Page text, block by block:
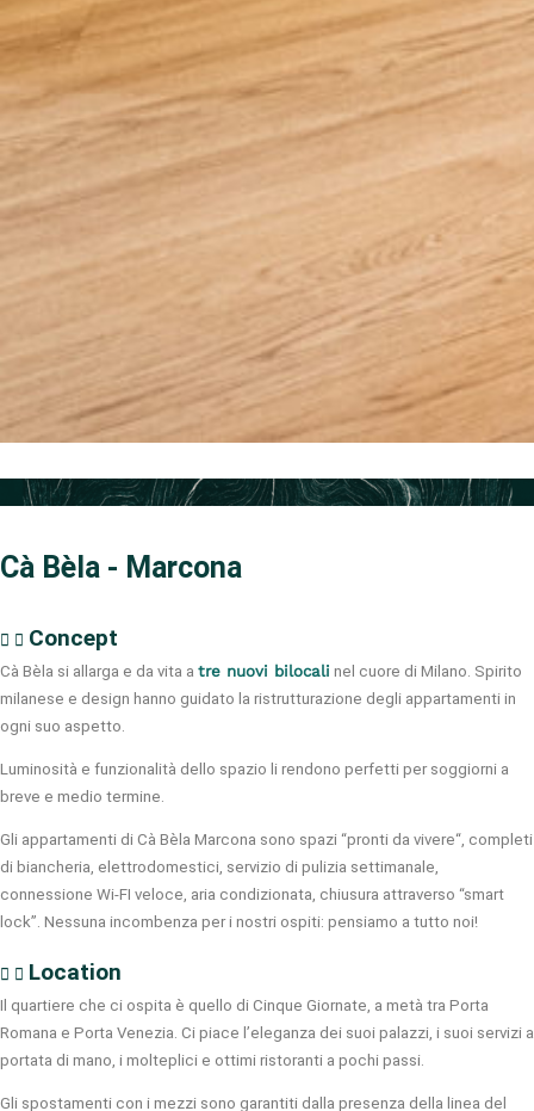
Cà Bèla - Marcona
Concept
Cà Bèla si allarga e da vita a tre nuovi bilocali nel cuore di Milano. Spirito
milanese e design hanno guidato la ristrutturazione degli appartamenti in
ogni suo aspetto.
Luminosità e funzionalità dello spazio li rendono perfetti per soggiorni a
breve e medio termine.
Gli appartamenti di Cà Bèla Marcona sono spazi “pronti da vivere“, completi
di biancheria, elettrodomestici, servizio di pulizia settimanale,
connessione Wi-FI veloce, aria condizionata, chiusura attraverso “smart
lock”. Nessuna incombenza per i nostri ospiti: pensiamo a tutto noi!
Location
Il quartiere che ci ospita è quello di Cinque Giornate, a metà tra Porta
Romana e Porta Venezia. Ci piace l’eleganza dei suoi palazzi, i suoi servizi a
portata di mano, i molteplici e ottimi ristoranti a pochi passi.
Gli spostamenti con i mezzi sono garantiti dalla presenza della linea del